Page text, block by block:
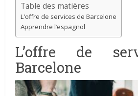
Table des matières
L’offre de services de Barcelone
Apprendre l’espagnol
L’offre de
Barcelone